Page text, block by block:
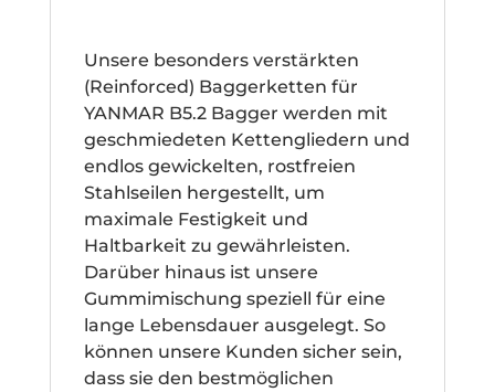
Unsere besonders verstärkten
(Reinforced) Baggerketten für
YANMAR B5.2 Bagger werden mit
geschmiedeten Kettengliedern und
endlos gewickelten, rostfreien
Stahlseilen hergestellt, um
maximale Festigkeit und
Haltbarkeit zu gewährleisten.
Darüber hinaus ist unsere
Gummimischung speziell für eine
lange Lebensdauer ausgelegt. So
können unsere Kunden sicher sein,
dass sie den bestmöglichen